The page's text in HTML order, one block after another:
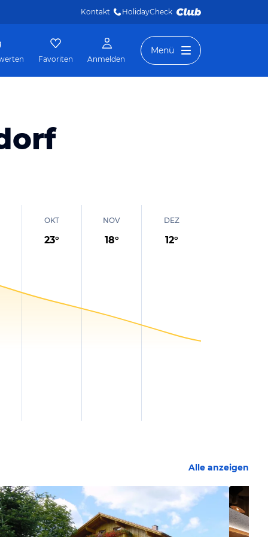
Kontakt HolidayCheck
Favoriten Anmelden
Menü
OKT
23°
NOV
18°
DEZ
12°
Alle anzeigen